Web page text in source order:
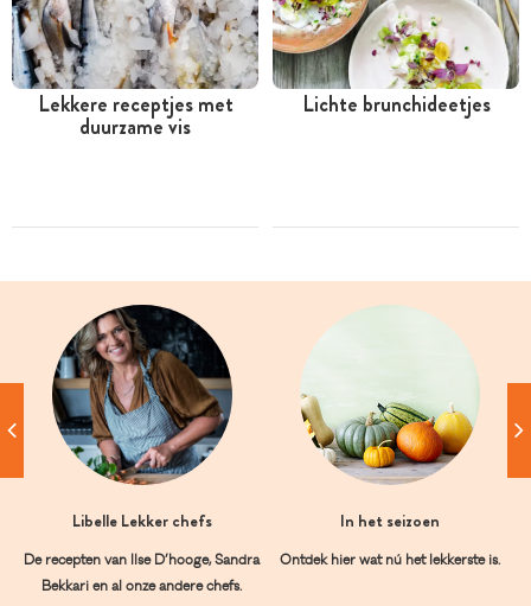
Lekkere receptjes met
duurzame vis
Lichte brunchideetjes
Libelle Lekker chefs
De recepten van Ilse D’hooge, Sandra
Bekkari en al onze andere chefs.
In het seizoen
Ontdek hier wat nú het lekkerste is.